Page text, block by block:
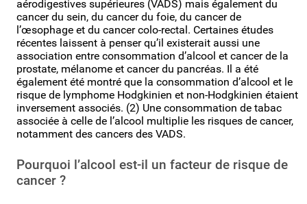
aérodigestives supérieures (VADS) mais également du
cancer du sein, du cancer du foie, du cancer de
l’œsophage et du cancer colo-rectal. Certaines études
récentes laissent à penser qu’il existerait aussi une
association entre consommation d’alcool et cancer de la
prostate, mélanome et cancer du pancréas. Il a été
également été montré que la consommation d’alcool et le
risque de lymphome Hodgkinien et non-Hodgkinien étaient
inversement associés. (2) Une consommation de tabac
associée à celle de l’alcool multiplie les risques de cancer,
notamment des cancers des VADS.
Pourquoi l’alcool est-il un facteur de risque de
cancer ?